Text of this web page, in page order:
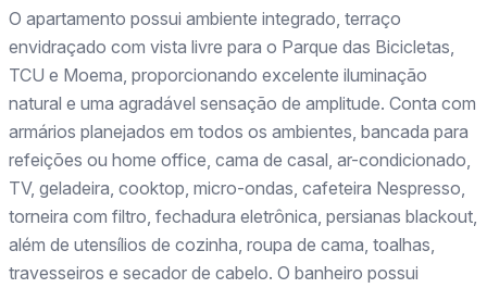
O apartamento possui ambiente integrado, terraço
envidraçado com vista livre para o Parque das Bicicletas,
TCU e Moema, proporcionando excelente iluminação
natural e uma agradável sensação de amplitude. Conta com
armários planejados em todos os ambientes, bancada para
refeições ou home office, cama de casal, ar-condicionado,
TV, geladeira, cooktop, micro-ondas, cafeteira Nespresso,
torneira com filtro, fechadura eletrônica, persianas blackout,
além de utensílios de cozinha, roupa de cama, toalhas,
travesseiros e secador de cabelo. O banheiro possui